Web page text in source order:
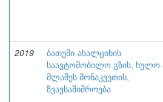
2019
ბათუმი-ახალციხის
საავტომობილო გზის, ხულო-
მლაშეს მონაკვეთის,
ზვავსაშიშროება